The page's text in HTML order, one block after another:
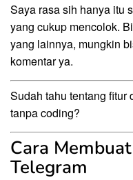
Saya rasa sih hanya itu
yang cukup mencolok.
yang lainnya, mungkin
komentar ya.
Sudah tahu tentang fitur
tanpa coding?
Cara
Telegram